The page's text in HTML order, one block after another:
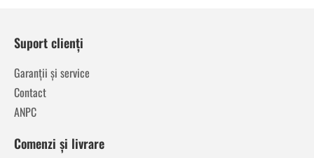
Suport clienți
Garanții și service
Contact
ANPC
Comenzi și livrare